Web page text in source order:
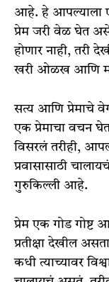
आहे. हे आपल्याला
प्रेम जरी वेळ घेत
होणार नाही, तरी
खरी ओळख आणि
सत्य आणि प्रेमाचे
एक प्रेमाचा वचन
विसरलं तरीही,
प्रवासासाठी
गुरुकिल्ली आहे.
प्रेम एक गोड गोष्ट
प्रतीक्षा देखील
कधी त्याच्यावर